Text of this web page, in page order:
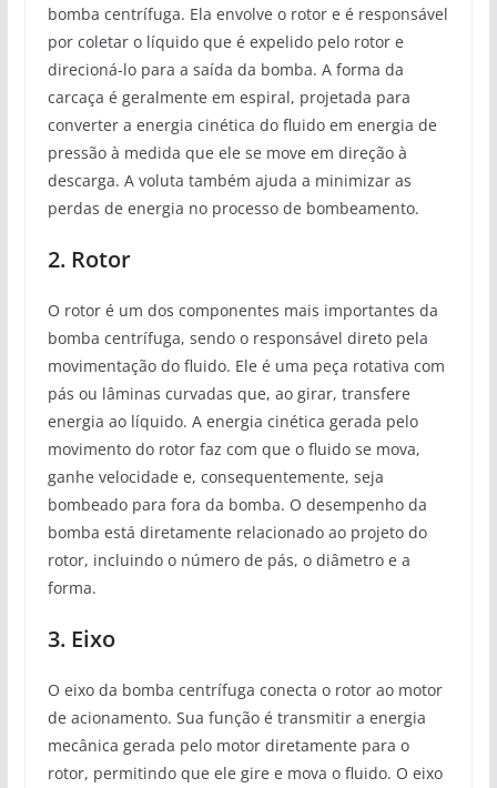
bomba centrífuga. Ela envolve o rotor e é responsável
por coletar o líquido que é expelido pelo rotor e
direcioná-lo para a saída da bomba. A forma da
carcaça é geralmente em espiral, projetada para
converter a energia cinética do fluido em energia de
pressão à medida que ele se move em direção à
descarga. A voluta também ajuda a minimizar as
perdas de energia no processo de bombeamento.
2. Rotor
O rotor é um dos componentes mais importantes da
bomba centrífuga, sendo o responsável direto pela
movimentação do fluido. Ele é uma peça rotativa com
pás ou lâminas curvadas que, ao girar, transfere
energia ao líquido. A energia cinética gerada pelo
movimento do rotor faz com que o fluido se mova,
ganhe velocidade e, consequentemente, seja
bombeado para fora da bomba. O desempenho da
bomba está diretamente relacionado ao projeto do
rotor, incluindo o número de pás, o diâmetro e a
forma.
3. Eixo
O eixo da bomba centrífuga conecta o rotor ao motor
de acionamento. Sua função é transmitir a energia
mecânica gerada pelo motor diretamente para o
rotor, permitindo que ele gire e mova o fluido. O eixo